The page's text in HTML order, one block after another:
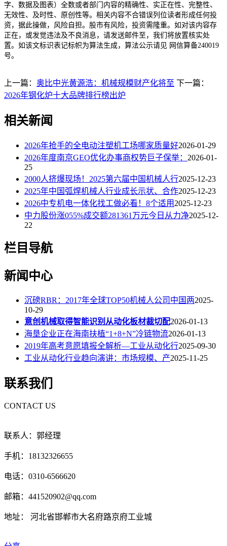
字、数据及图表）全数或者部门内容的精确性、实正在性、完整性、
无效性、及时性、原创性等。相关内容不合错误列位读者形成任何投
资，据此操做，风险自担。股市有风险，投资需隆重。如对该内容存
正在，或发觉违法及不良消息，请发送邮件至，我们将放置核实处
置。如该文标识表记标帜为算法生成，算法公示请见 网信算备240019
号。
上一篇： 奥比中光黄源浩：机械规模财产化将至 下一篇：
2026年钢化炉十大品牌排行榜出炉
相关新闻
2026年抢手的全电动注塑机工场哪家质量好2026-01-29
2026年度南京GEO优化办事商权势巨子保举： 2026-01-
25
2000人挤爆现场！2025第六届中国机械人行2025-12-23
2025年中国弧焊机械人行业成长示状、合作2025-12-23
2026中专机电一体化找工做必看！8个适用 2025-12-23
中力股份涨055%成交额281361万元今日从力净2025-12-
22
栏目导航
新闻中心
沉磅RBR：2017年全球TOP50机械人公司中国两2025-
10-29
意创机械取得智能识别从动化板材裁切配2026-01-13
海垦企业正在海南扶植“1+8+N”冷链物流2026-01-13
2019年高考意愿填报全解析—工业从动化行2025-09-30
工业从动化行业趋向演讲：市场规模、产2025-11-25
联系我们
CONTACT US
联系人：郭经理
手机：18132326655
电话：0310-6566620
邮箱：441520902@qq.com
地址： 河北省邯郸市大名府路京府工业城